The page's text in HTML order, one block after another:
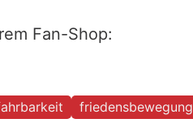
Fan-Shop:
friedensbewegung